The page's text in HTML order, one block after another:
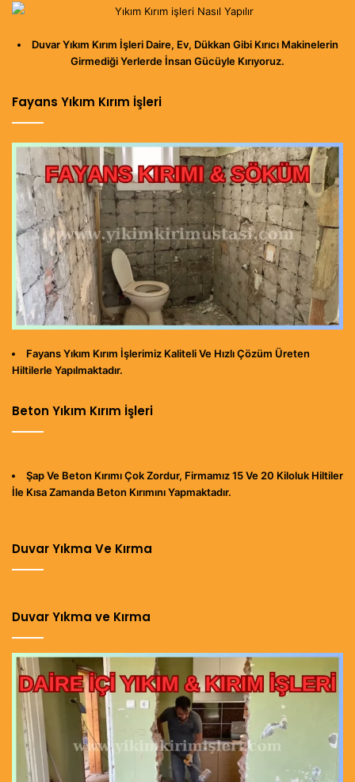
Duvar Yıkım Kırım İşleri Daire, Ev, Dükkan Gibi Kırıcı Makinelerin
Girmediği Yerlerde İnsan Gücüyle Kırıyoruz.
Fayans Yıkım Kırım İşleri
Fayans Yıkım Kırım İşlerimiz Kaliteli Ve Hızlı Çözüm Üreten
Hiltilerle Yapılmaktadır.
Beton Yıkım Kırım İşleri
Şap Ve Beton Kırımı Çok Zordur, Firmamız 15 Ve 20 Kiloluk Hiltiler
İle Kısa Zamanda Beton Kırımını Yapmaktadır.
Duvar Yıkma Ve Kırma
Duvar Yıkma ve Kırma